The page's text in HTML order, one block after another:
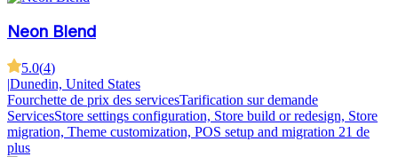
Neon Blend
5.0(4)
|Dunedin, United States
Fourchette de prix des servicesTarification sur demande
ServicesStore settings configuration, Store build or redesign, Store
migration, Theme customization, POS setup and migration 21 de
plus